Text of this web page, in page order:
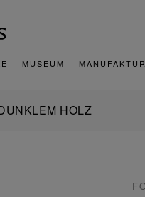
MUSEUM MANUFAKTUR
HOLZ